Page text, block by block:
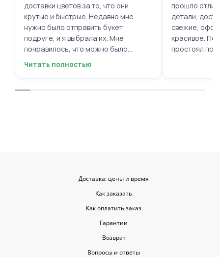
доставки цветов за то, что они
крутые и быстрые. Недавно мне
нужно было отправить букет
подруге, и я выбрала их. Мне
понравилось, что можно было
выбрать цветы и оформить заказ
время, и цветы были свежие и
Читать полностью
прошло
детали,
свежие,
красивое.
простоял
Доставка: цены и время
Как заказать
Как оплатить заказ
Гарантии
Возврат
Вопросы и ответы